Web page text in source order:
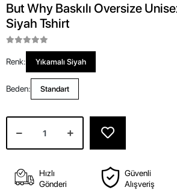
But Why Baskılı Oversize
Siyah Tshirt
Renk: Yıkamalı Siyah
Beden: Standart
Hızlı
Gönderi
Güvenli
Alışveriş